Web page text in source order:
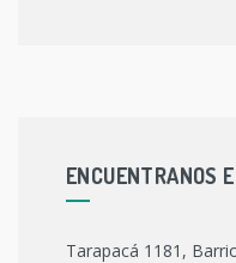
ENCUENTRANOS
Tarapacá 1181,